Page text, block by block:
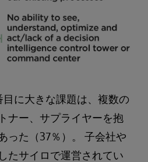
に大きな課題は、複数の
ナー、サプライヤーを抱
った（37％）。 子会社や
たサイロで運営されてい